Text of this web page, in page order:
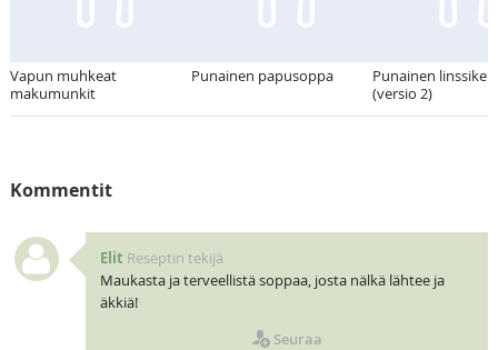
Vapun muhkeat
makumunkit
Punainen papusoppa
Punainen
(versio 2)
Kommentit
Elit Reseptin tekijä
Maukasta ja terveellistä soppaa, josta nälkä lähtee ja
äkkiä!
Seuraa